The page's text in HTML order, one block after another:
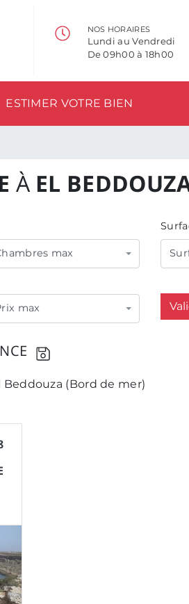
NOS HORAIRES
Lundi au Vendredi
De 09h00 à 18h00
ESTIMER VOTRE BIEN
À EL
max
max
Beddouza (Bord de mer)